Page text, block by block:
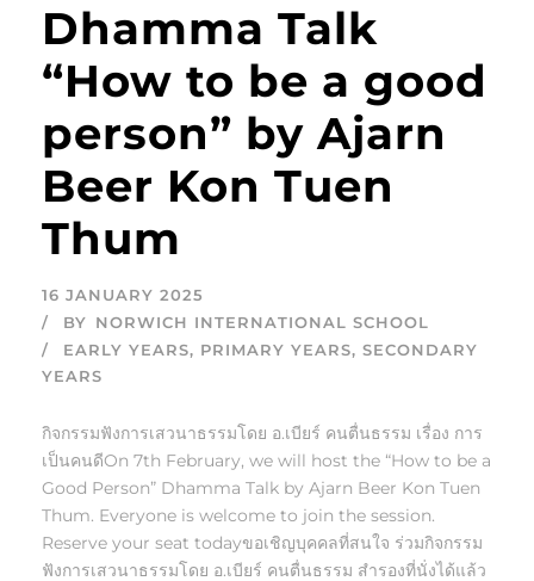
Dhamma Talk
“How to be a good
person” by Ajarn
Beer Kon Tuen
Thum
16 JANUARY 2025
BY NORWICH INTERNATIONAL SCHOOL
EARLY YEARS, PRIMARY YEARS, SECONDARY
YEARS
กิจกรรมฟังการเสวนาธรรมโดย อ.เบียร์ คนตื่นธรรม เรื่อง การ
เป็นคนดีOn 7th February, we will host the “How to be a
Good Person” Dhamma Talk by Ajarn Beer Kon Tuen
Thum. Everyone is welcome to join the session.
Reserve your seat todayขอเชิญบุคคลที่สนใจ ร่วมกิจกรรม
ฟังการเสวนาธรรมโดย อ.เบียร์ คนตื่นธรรม สำรองที่นั่งได้แล้ว